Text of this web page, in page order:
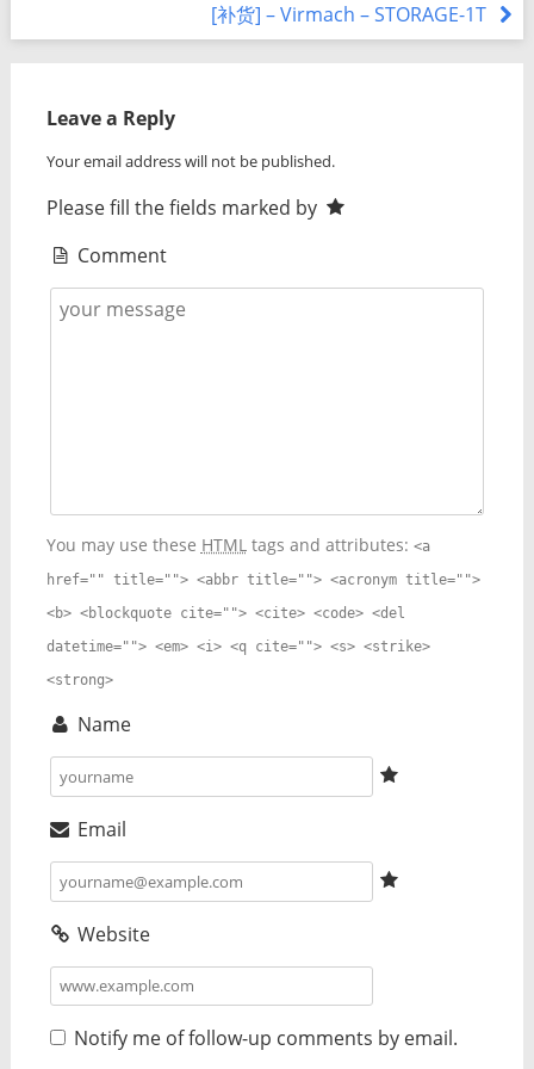
[补货] – Virmach – STORAGE-1T
Leave a Reply
Your email address will not be published.
Please fill the fields marked by
Comment
You may use these HTMLtags and attributes: <a
href="" title=""> <abbr title=""> <acronym title="">
<b> <blockquote cite=""> <cite> <code> <del
datetime=""> <em> <i> <q cite=""> <s> <strike>
<strong>
Name
Email
Website
Notify me of follow-up comments by email.